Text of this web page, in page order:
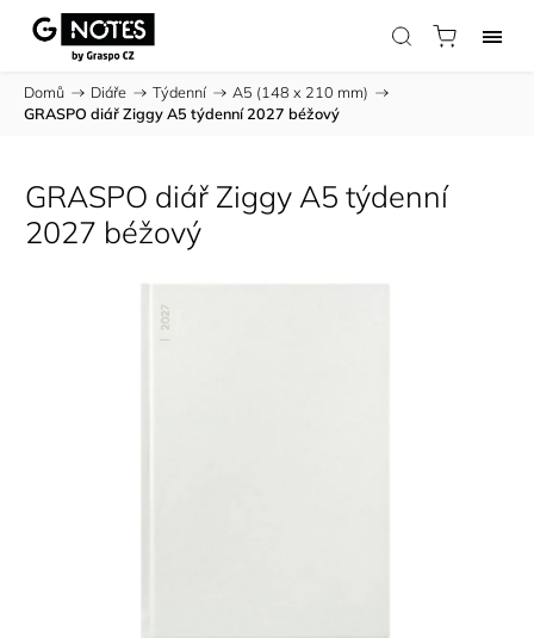
Domů / Diáře / Týdenní / A5 (148 x 210 mm) /
GRASPO diář Ziggy A5 týdenní 2027 béžový
GRASPO diář Ziggy A5 týdenní
2027 béžový